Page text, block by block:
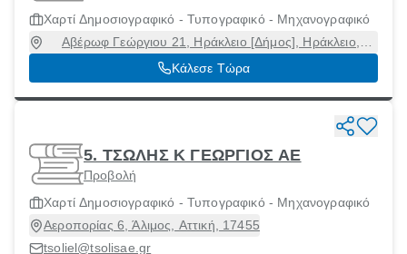
Χαρτί Δημοσιογραφικό - Τυπογραφικό - Μηχανογραφικό
Αβέρωφ Γεώργιου 21, Ηράκλειο [Δήμος], Ηράκλειο,
71201
Κάλεσε Τώρα
5. ΤΣΩΛΗΣ Κ ΓΕΩΡΓΙΟΣ ΑΕ
Προβολή
Χαρτί Δημοσιογραφικό - Τυπογραφικό - Μηχανογραφικό
Αεροπορίας 6, Άλιμος, Αττική, 17455
tsoliel@tsolisae.gr